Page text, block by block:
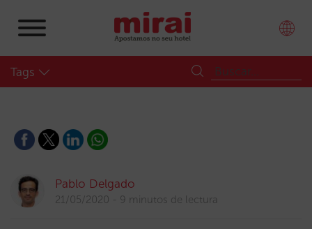
Tags
Pablo Delgado
21/05/2020 9 minutos de lectura